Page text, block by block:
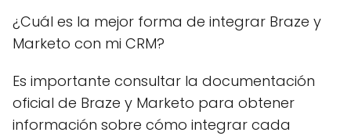
¿Cuál es la mejor forma de integrar Braze y
Marketo con mi CRM?
Es importante consultar la documentación
oficial de Braze y Marketo para obtener
información sobre cómo integrar cada